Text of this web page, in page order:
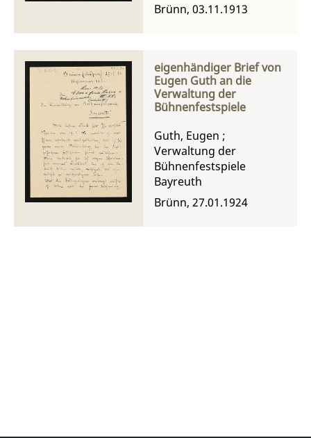
Brünn, 03.11.1913
eigenhändiger Brief von
Eugen Guth an die
Verwaltung der
Bühnenfestspiele
Guth, Eugen ;
Verwaltung der
Bühnenfestspiele
Bayreuth
Brünn, 27.01.1924